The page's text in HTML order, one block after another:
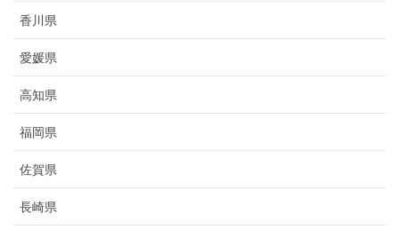
香川県
愛媛県
高知県
福岡県
佐賀県
長崎県